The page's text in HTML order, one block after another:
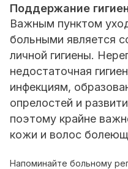
Поддержание
Важным пунктом
больными является
личной гигиены.
недостаточная
инфекциям,
опрелостей и
поэтому крайне
кожи и волос
Напоминайте больному